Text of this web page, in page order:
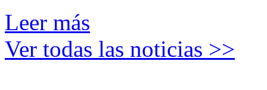
Leer más
Ver todas las noticias >>